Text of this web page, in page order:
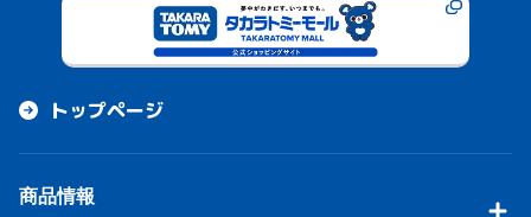
トップページ
商品情報